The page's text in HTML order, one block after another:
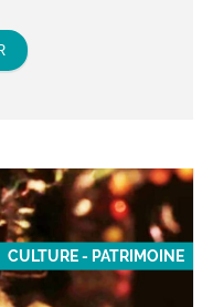
CULTURE - PATRIMOINE